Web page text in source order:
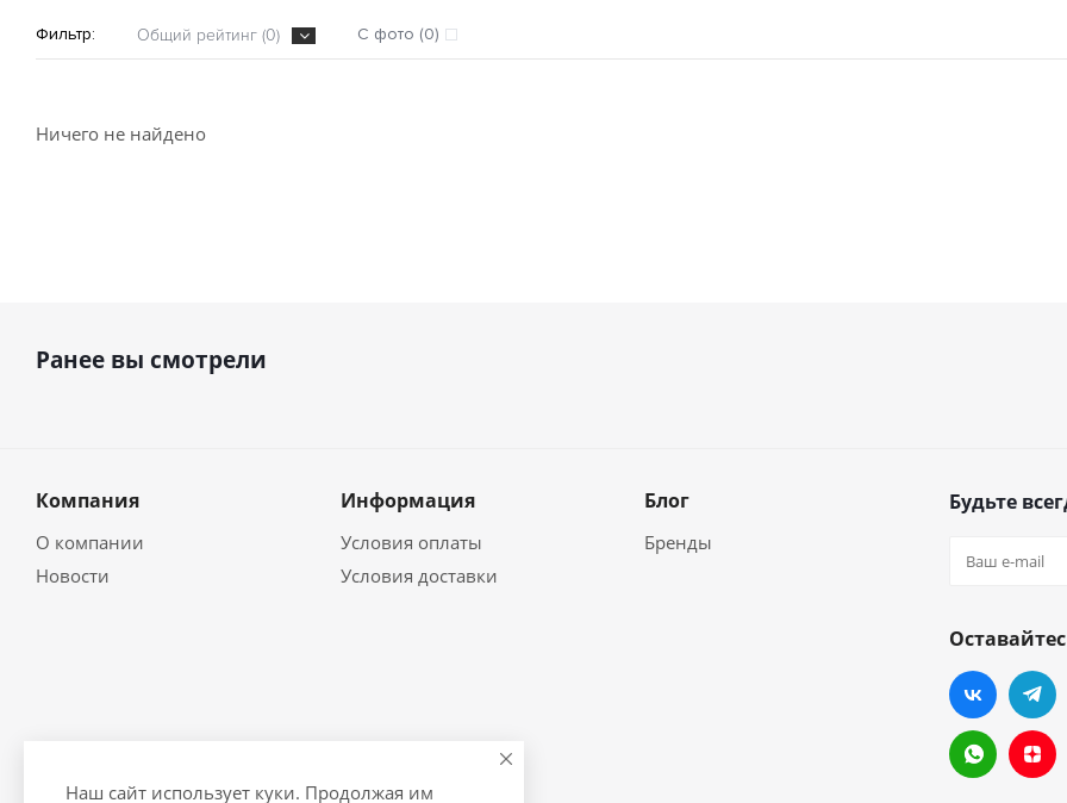
Фильтр: Общий рейтинг (0) С фото (0)
Ничего не найдено
Ранее вы смотрели
Компания
О компании
Новости
Информация
Условия оплаты
Условия доставки
Блог
Бренды
Будьте
Наш сайт использует куки. Продолжая им